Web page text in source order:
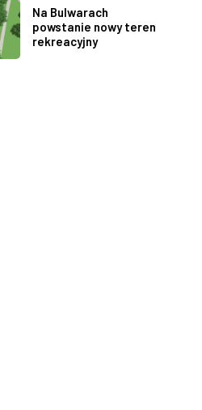
Na Bulwarach
powstanie nowy teren
rekreacyjny